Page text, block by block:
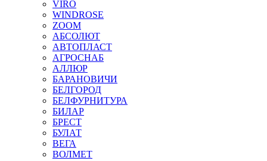
VIRO
WINDROSE
ZOOM
АБСОЛЮТ
АВТОПЛАСТ
АГРОСНАБ
АЛЛЮР
БАРАНОВИЧИ
БЕЛГОРОД
БЕЛФУРНИТУРА
БИЛАР
БРЕСТ
БУЛАТ
ВЕГА
ВОЛМЕТ